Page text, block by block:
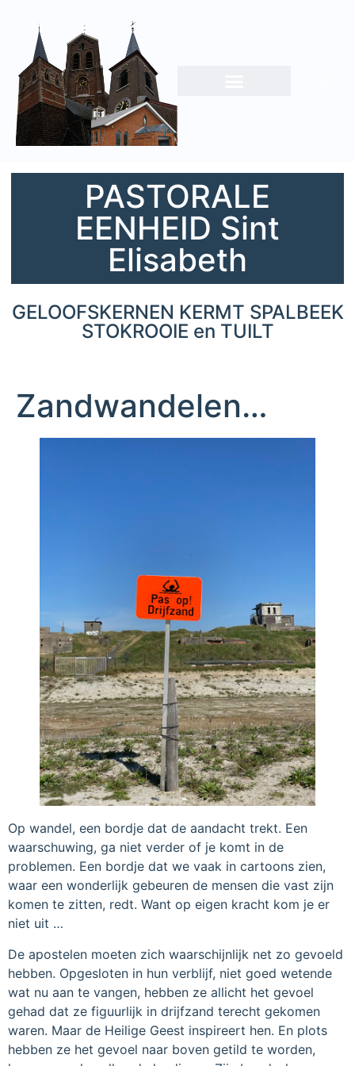
PASTORALE
EENHEID Sint
Elisabeth
GELOOFSKERNEN KERMT SPALBEEK
STOKROOIE en TUILT
Zandwandelen…
Op wandel, een bordje dat de aandacht trekt. Een
waarschuwing, ga niet verder of je komt in de
problemen. Een bordje dat we vaak in cartoons zien,
waar een wonderlijk gebeuren de mensen die vast zijn
komen te zitten, redt. Want op eigen kracht kom je er
niet uit …
De apostelen moeten zich waarschijnlijk net zo gevoeld
hebben. Opgesloten in hun verblijf, niet goed wetende
wat nu aan te vangen, hebben ze allicht het gevoel
gehad dat ze figuurlijk in drijfzand terecht gekomen
waren. Maar de Heilige Geest inspireert hen. En plots
hebben ze het gevoel naar boven getild te worden,